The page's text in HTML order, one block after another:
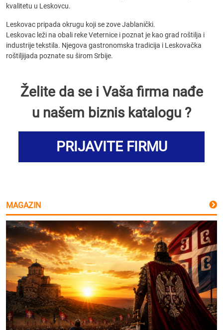
kvalitetu u Leskovcu.
Leskovac pripada okrugu koji se zove Jablanički.
Leskovac leži na obali reke Veternice i poznat je kao grad roštilja i
industrije tekstila. Njegova gastronomska tradicija i Leskovačka
roštiljijada poznate su širom Srbije.
Želite da se i Vaša firma nađe
u našem biznis katalogu ?
PRIJAVITE FIRMU
MAGAZIN